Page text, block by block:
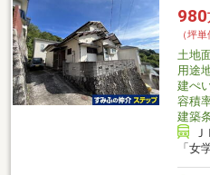
て、お客様のお役に立てるように980
（坪単
土地
用途
建ぺ
容積
建築
「女